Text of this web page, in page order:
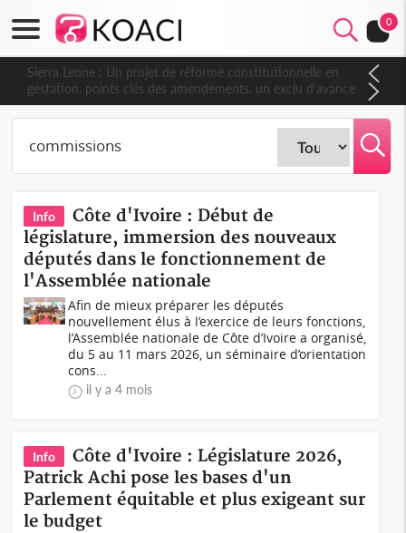
0
Sierra Leone : Un projet de réforme constitutionnelle en
gestation, points clés des amendements, un exclu d'avance
Info
Côte d'Ivoire : Début de
législature, immersion des nouveaux
députés dans le fonctionnement de
l'Assemblée nationale
Afin de mieux préparer les députés
nouvellement élus à l’exercice de leurs fonctions,
l’Assemblée nationale de Côte d’Ivoire a organisé,
du 5 au 11 mars 2026, un séminaire d’orientation
cons...
il y a 4 mois
Info
Côte d'Ivoire : Législature 2026,
Patrick Achi pose les bases d'un
Parlement équitable et plus exigeant sur
le budget